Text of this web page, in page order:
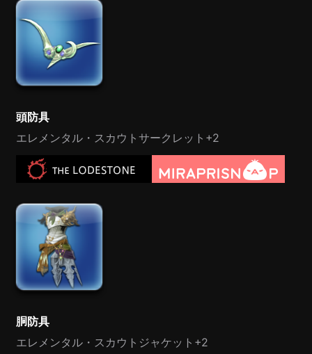
頭防具
エレメンタル・スカウトサークレット+2
胴防具
エレメンタル・スカウトジャケット+2